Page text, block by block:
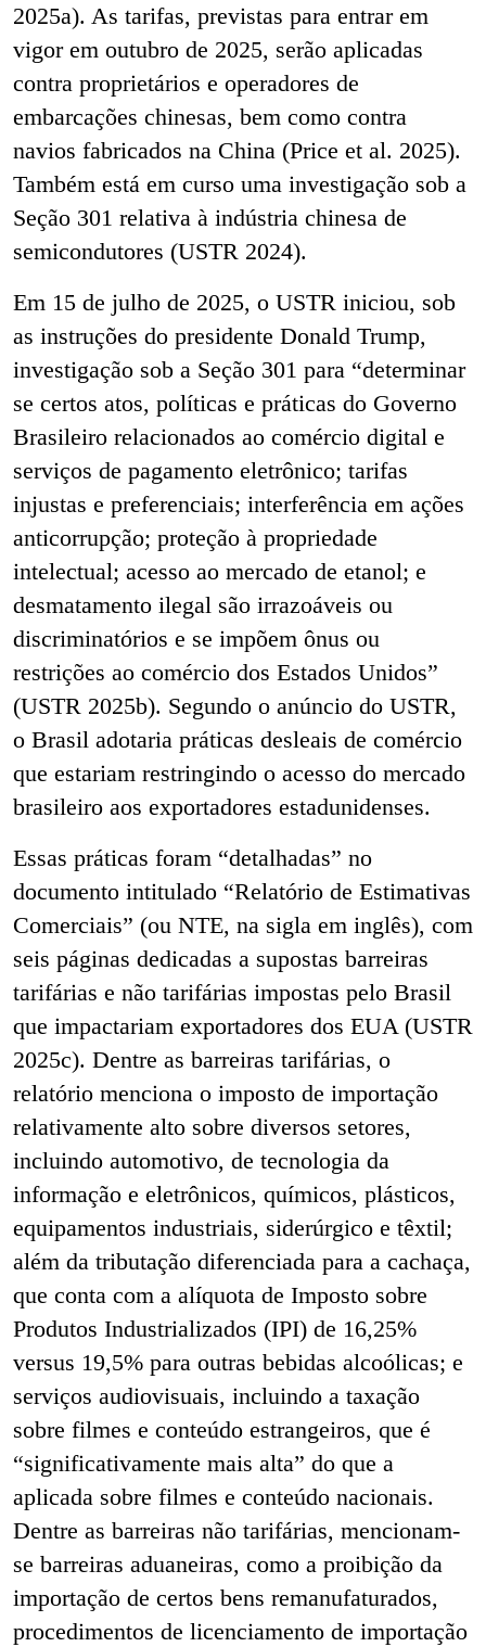
2025a). As tarifas, previstas para entrar em
vigor em outubro de 2025, serão aplicadas
contra proprietários e operadores de
embarcações chinesas, bem como contra
navios fabricados na China (Price et al. 2025).
Também está em curso uma investigação sob a
Seção 301 relativa à indústria chinesa de
semicondutores (USTR 2024).
Em 15 de julho de 2025, o USTR iniciou, sob
as instruções do presidente Donald Trump,
investigação sob a Seção 301 para “determinar
se certos atos, políticas e práticas do Governo
Brasileiro relacionados ao comércio digital e
serviços de pagamento eletrônico; tarifas
injustas e preferenciais; interferência em ações
anticorrupção; proteção à propriedade
intelectual; acesso ao mercado de etanol; e
desmatamento ilegal são irrazoáveis ou
discriminatórios e se impõem ônus ou
restrições ao comércio dos Estados Unidos”
(USTR 2025b). Segundo o anúncio do USTR,
o Brasil adotaria práticas desleais de comércio
que estariam restringindo o acesso do mercado
brasileiro aos exportadores estadunidenses.
Essas práticas foram “detalhadas” no
documento intitulado “Relatório de Estimativas
Comerciais” (ou NTE, na sigla em inglês), com
seis páginas dedicadas a supostas barreiras
tarifárias e não tarifárias impostas pelo Brasil
que impactariam exportadores dos EUA (USTR
2025c). Dentre as barreiras tarifárias, o
relatório menciona o imposto de importação
relativamente alto sobre diversos setores,
incluindo automotivo, de tecnologia da
informação e eletrônicos, químicos, plásticos,
equipamentos industriais, siderúrgico e têxtil;
além da tributação diferenciada para a cachaça,
que conta com a alíquota de Imposto sobre
Produtos Industrializados (IPI) de 16,25%
versus 19,5% para outras bebidas alcoólicas; e
serviços audiovisuais, incluindo a taxação
sobre filmes e conteúdo estrangeiros, que é
“significativamente mais alta” do que a
aplicada sobre filmes e conteúdo nacionais.
Dentre as barreiras não tarifárias, mencionam-
se barreiras aduaneiras, como a proibição da
importação de certos bens remanufaturados,
procedimentos de licenciamento de importação